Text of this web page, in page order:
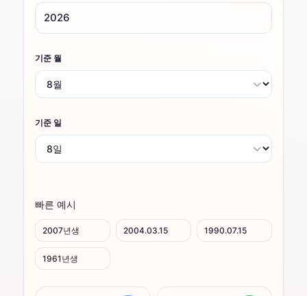
기준 월
기준 일
빠른 예시
2007년생 2004.03.15 1990.07.15
1961년생